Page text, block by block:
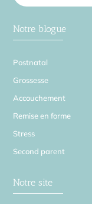
Notre blogue
Postnatal
Grossesse
Accouchement
Remise en forme
Stress
Second parent
Notre site